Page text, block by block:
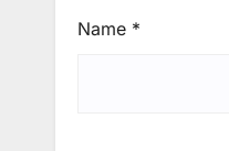
Name *